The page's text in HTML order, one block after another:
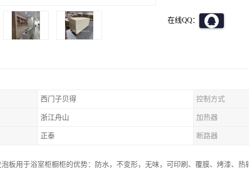
在线QQ：
西门子贝得 控制方式
浙江舟山 加热器
正泰 断路器
泡板用于浴室柜橱柜的优势：防水，不变形，无味，可印刷、覆膜、烤漆、